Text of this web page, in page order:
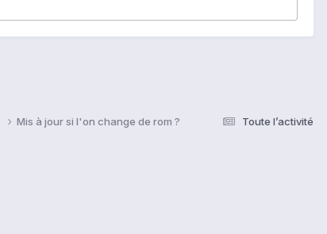
Toute l’activité
Mis à jour si l'on change de rom ?